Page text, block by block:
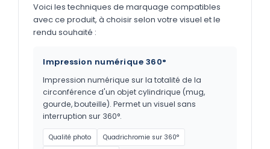
Voici les techniques de marquage compatibles
avec ce produit, à choisir selon votre visuel et le
rendu souhaité :
Impression numérique 360°
Impression numérique sur la totalité de la
circonférence d'un objet cylindrique (mug,
gourde, bouteille). Permet un visuel sans
interruption sur 360°.
Qualité photo
Quadrichromie sur 360°